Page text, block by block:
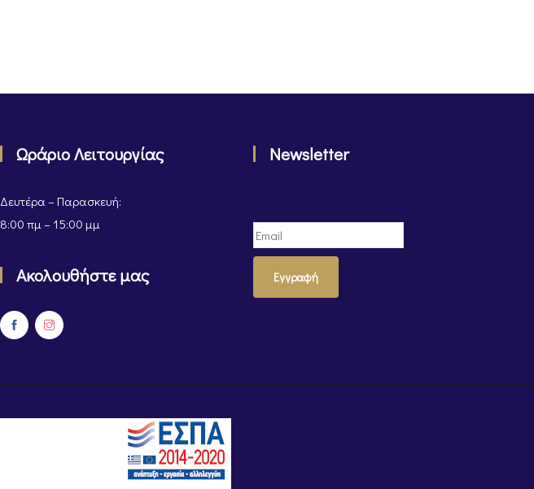
Ωράριο Λειτουργίας
Δευτέρα – Παρασκευή:
8:00 πμ – 15:00 μμ
Ακολουθήστε μας
Newsletter
Εγγραφή